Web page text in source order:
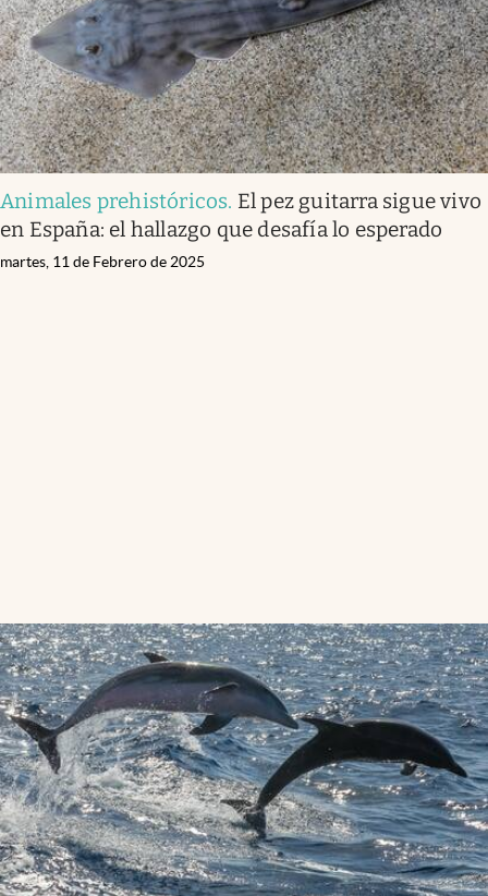
Animales prehistóricos. El pez guitarra sigue vivo
en España: el hallazgo que desafía lo esperado
martes, 11 de Febrero de 2025